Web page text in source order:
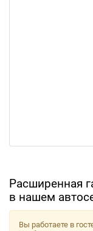
Расширенная
в нашем
Вы работаете в